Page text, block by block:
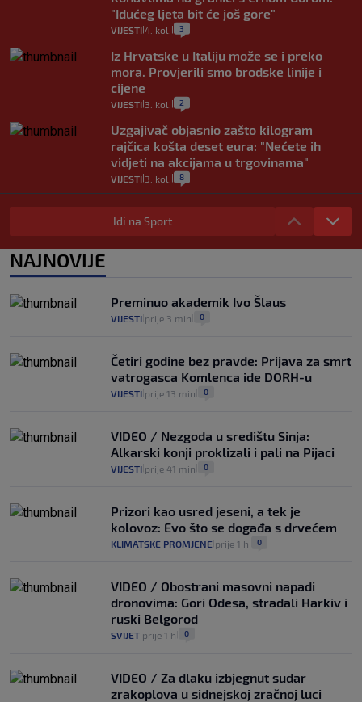
"Idućeg ljeta bit će još gore"
VIJESTI 4. kol. 3
Iz Hrvatske u Italiju može se i preko
mora. Provjerili smo brodske linije i
cijene
VIJESTI 3. kol. 2
Uzgajivač objasnio zašto kilogram
rajčica košta deset eura: "Nećete ih
vidjeti na akcijama u trgovinama"
VIJESTI 3. kol. 8
Selidba je jedno od stresnijih iskustava.
Evo aktualnih cijena i nekoliko savjeta
VIJESTI 2. kol. 0
automobilom na Hvar iz Zagreba, a
koliko iz Osijeka
2. kol. 14
Idi na Sport
NAJNOVIJE
Preminuo akademik Ivo Šlaus
VIJESTI prije 3 min 0
Četiri godine bez pravde: Prijava za smrt
vatrogasca Komlenca ide DORH-u
VIJESTI prije 13 min 0
VIDEO / Nezgoda u središtu Sinja:
Alkarski konji proklizali i pali na Pijaci
VIJESTI prije 41 min 0
Prizori kao usred jeseni, a tek je
kolovoz: Evo što se događa s drvećem
KLIMATSKE PROMJENE prije 1 h 0
VIDEO / Obostrani masovni napadi
dronovima: Gori Odesa, stradali Harkiv i
ruski Belgorod
SVIJET prije 1 h 0
VIDEO / Za dlaku izbjegnut sudar
zrakoplova u sidnejskoj zračnoj luci